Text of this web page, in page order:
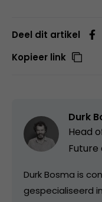
Deel dit artikel
Kopieer link
Durk
Head
Future
Durk Bosma is
gespecialiseerd